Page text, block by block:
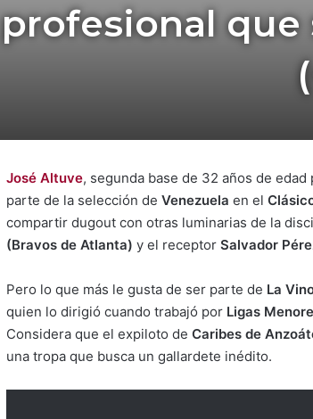
profesional que
José Altuve, segunda base de 32 años de
parte de la selección de Venezuela en el
compartir dugout con otras luminarias de la
(Bravos de Atlanta) y el receptor Salvador
Pero lo que más le gusta de ser parte de La
quien lo dirigió cuando trabajó por Ligas
Considera que el expiloto de Caribes de
una tropa que busca un gallardete inédito.